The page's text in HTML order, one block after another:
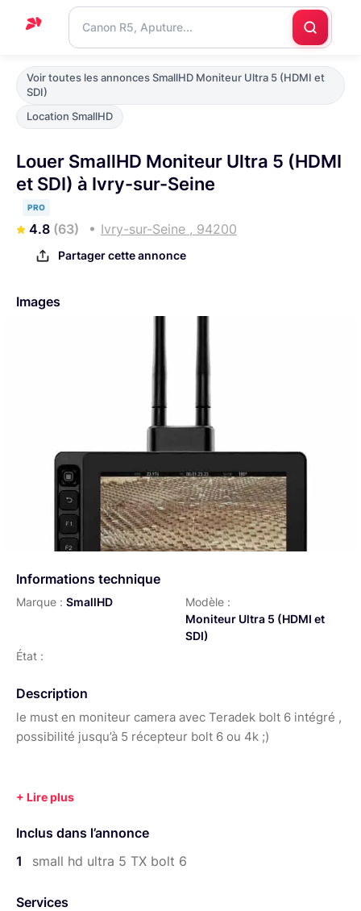
Accueil
Support
Blog
Nous
contacter
Voir toutes les annonces SmallHD Moniteur Ultra 5 (HDMI et
SDI)
Location SmallHD
Louer SmallHD Moniteur Ultra 5 (HDMI
et SDI) à Ivry-sur-Seine
PRO
4.8 (63) Ivry-sur-Seine , 94200
Partager cette annonce
Images
Informations technique
Marque : SmallHD
Modèle :
Moniteur Ultra 5 (HDMI et
SDI)
État :
Description
le must en moniteur camera avec Teradek bolt 6 intégré ,
possibilité jusqu’à 5 récepteur bolt 6 ou 4k ;)
Inclus dans l’annonce
1
small hd ultra 5 TX bolt 6
Services